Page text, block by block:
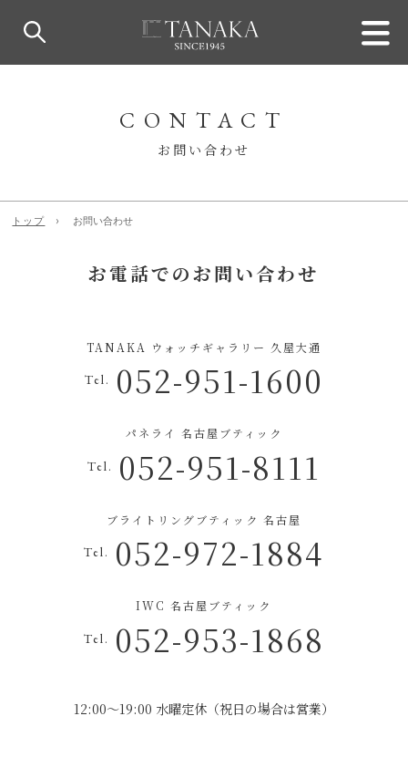
CONTACT
お問い合わせ
トップ お問い合わせ
お電話でのお問い合わせ
TANAKA ウォッチギャラリー 久屋大通
Tel. 052-951-1600
パネライ 名古屋ブティック
Tel. 052-951-8111
ブライトリングブティック 名古屋
Tel. 052-972-1884
IWC 名古屋ブティック
Tel. 052-953-1868
12:00～19:00 水曜定休（祝日の場合は営業）